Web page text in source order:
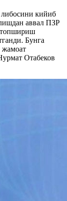
кийиб
аввал ПЗР
топшириш
Бунга
жамоат
Отабеков